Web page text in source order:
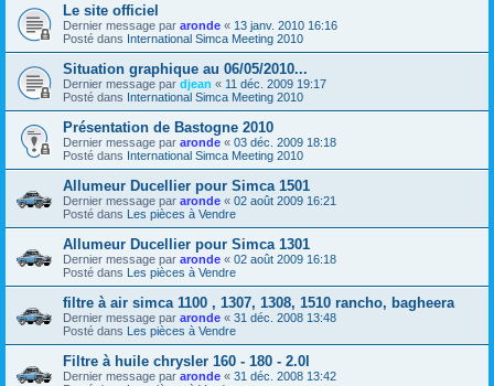
Le site officiel
Dernier message par aronde « 13 janv. 2010 16:16
Posté dans International Simca Meeting 2010
Situation graphique au 06/05/2010...
Dernier message par djean « 11 déc. 2009 19:17
Posté dans International Simca Meeting 2010
Présentation de Bastogne 2010
Dernier message par aronde « 03 déc. 2009 18:18
Posté dans International Simca Meeting 2010
Allumeur Ducellier pour Simca 1501
Dernier message par aronde « 02 août 2009 16:21
Posté dans Les pièces à Vendre
Allumeur Ducellier pour Simca 1301
Dernier message par aronde « 02 août 2009 16:18
Posté dans Les pièces à Vendre
filtre à air simca 1100 , 1307, 1308, 1510 rancho, bagheera
Dernier message par aronde « 31 déc. 2008 13:48
Posté dans Les pièces à Vendre
Filtre à huile chrysler 160 - 180 - 2.0l
Dernier message par aronde « 31 déc. 2008 13:42